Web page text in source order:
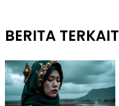
BERITA TERKAIT